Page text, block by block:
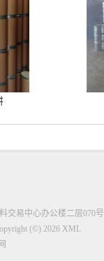
交易中心办公楼二层070号
(©) 2026 XML